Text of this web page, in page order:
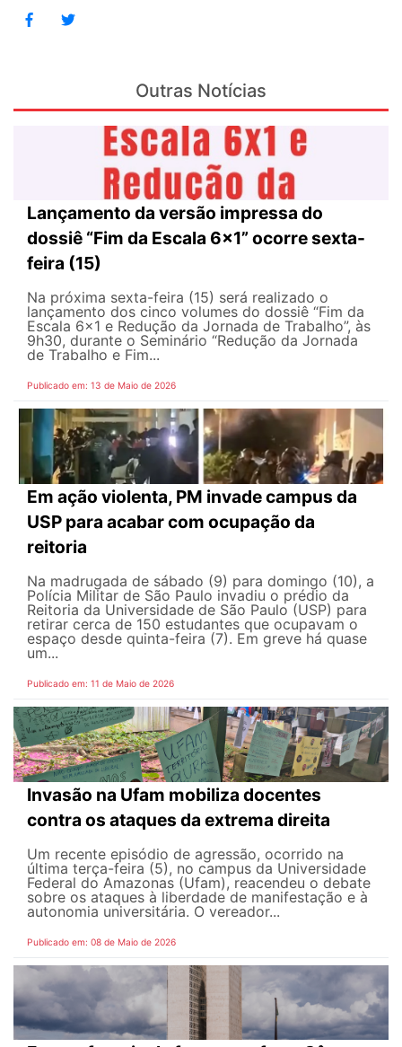
Outras Notícias
Lançamento da versão impressa do
dossiê “Fim da Escala 6×1” ocorre sexta-
feira (15)
Na próxima sexta-feira (15) será realizado o
lançamento dos cinco volumes do dossiê “Fim da
Escala 6×1 e Redução da Jornada de Trabalho”, às
9h30, durante o Seminário “Redução da Jornada
de Trabalho e Fim...
Publicado em: 13 de Maio de 2026
Em ação violenta, PM invade campus da
USP para acabar com ocupação da
reitoria
Na madrugada de sábado (9) para domingo (10), a
Polícia Militar de São Paulo invadiu o prédio da
Reitoria da Universidade de São Paulo (USP) para
retirar cerca de 150 estudantes que ocupavam o
espaço desde quinta-feira (7). Em greve há quase
um...
Publicado em: 11 de Maio de 2026
Invasão na Ufam mobiliza docentes
contra os ataques da extrema direita
Um recente episódio de agressão, ocorrido na
última terça-feira (5), no campus da Universidade
Federal do Amazonas (Ufam), reacendeu o debate
sobre os ataques à liberdade de manifestação e à
autonomia universitária. O vereador...
Publicado em: 08 de Maio de 2026